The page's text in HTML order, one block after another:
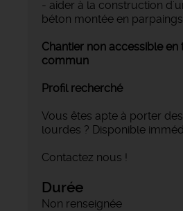
- aider à la construction
béton montée en parpaings.
Chantier non accessible en
commun
Profil recherché
Vous êtes apte à porter
lourdes ? Disponible
Contactez nous !
Durée
Non renseignée